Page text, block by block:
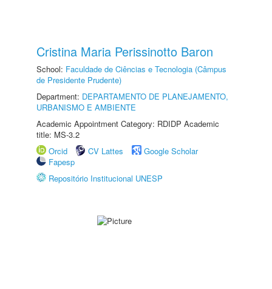
Cristina Maria Perissinotto Baron
School: Faculdade de Ciências e Tecnologia (Câmpus
de Presidente Prudente)
Department: DEPARTAMENTO DE PLANEJAMENTO,
URBANISMO E AMBIENTE
Academic Appointment Category: RDIDP Academic
title: MS-3.2
Orcid
CV Lattes
Google Scholar
Fapesp
Repositório Institucional UNESP